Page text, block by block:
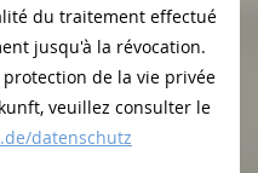
du traitement effectué
jusqu'à la révocation.
de la vie privée
veuillez consulter le
datenschutz